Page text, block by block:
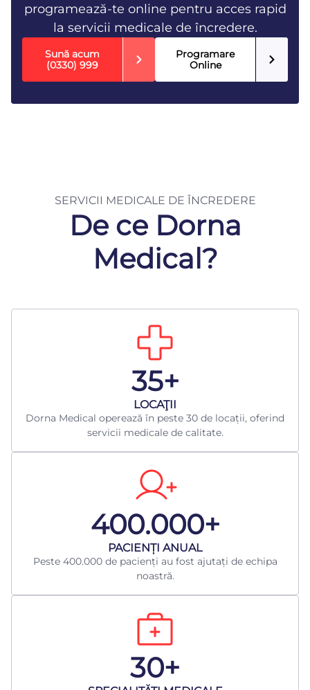
programează-te online pentru acces rapid
la servicii medicale de încredere.
Sună acum
(0330) 999
Programare
Online
SERVICII MEDICALE DE ÎNCREDERE
De ce Dorna
Medical?
35+
LOCAŢII
Dorna Medical operează în peste 30 de locații, oferind
servicii medicale de calitate.
400.000+
​PACIENȚI ANUAL
Peste 400.000 de pacienți au fost ajutați de echipa
noastră.
30+